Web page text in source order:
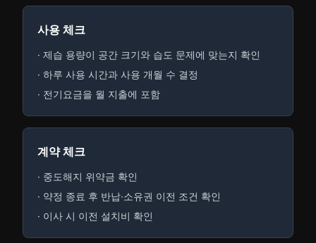
사용 체크
· 제습 용량이 공간 크기와 습도 문제에 맞는지 확인
· 하루 사용 시간과 사용 개월 수 결정
· 전기요금을 월 지출에 포함
계약 체크
· 중도해지 위약금 확인
· 약정 종료 후 반납·소유권 이전 조건 확인
· 이사 시 이전 설치비 확인